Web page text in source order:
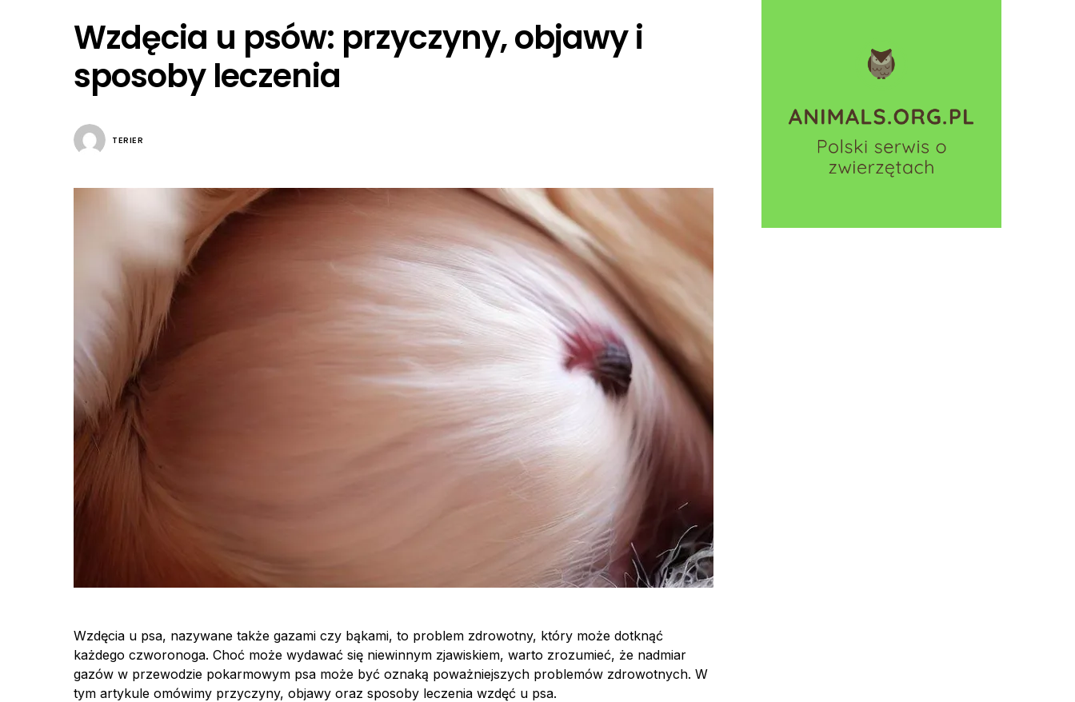
Wzdęcia u psów: przyczyny, objawy i
sposoby leczenia
TERIER
Wzdęcia u psa, nazywane także gazami czy bąkami, to problem zdrowotny, który może dotknąć
każdego czworonoga. Choć może wydawać się niewinnym zjawiskiem, warto zrozumieć, że nadmiar
gazów w przewodzie pokarmowym psa może być oznaką poważniejszych problemów zdrowotnych. W
tym artykule omówimy przyczyny, objawy oraz sposoby leczenia wzdęć u psa.